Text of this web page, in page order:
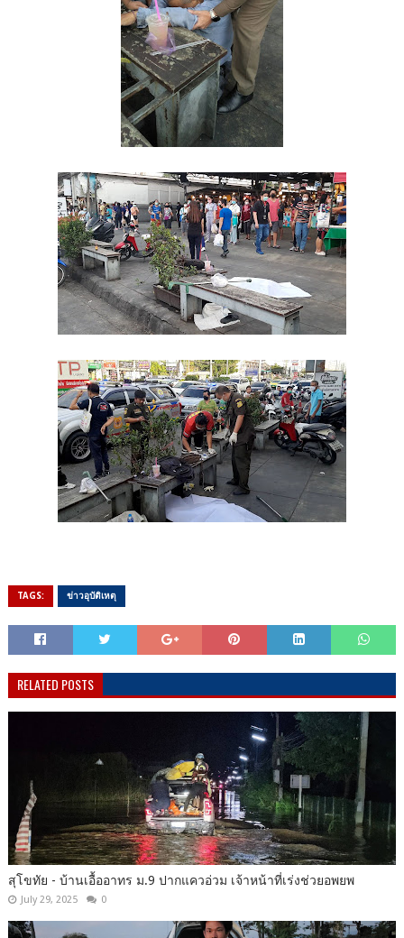
TAGS: ข่าวอุบัติเหตุ
RELATED POSTS
สุโขทัย - บ้านเอื้ออาทร ม.9 ปากแควอ่วม เจ้าหน้าที่เร่งช่วยอพยพ
July 29, 2025 0